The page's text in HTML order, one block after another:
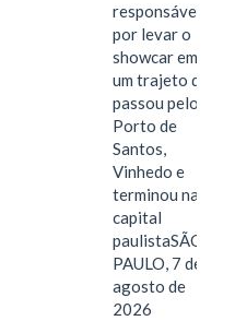
responsável
por levar o
showcar em
um trajeto que
passou pelo
Porto de
Santos,
Vinhedo e
terminou na
capital
paulistaSÃO
PAULO, 7 de
agosto de
2026